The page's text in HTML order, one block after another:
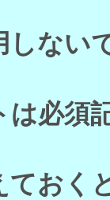
しない
は必須
ておく